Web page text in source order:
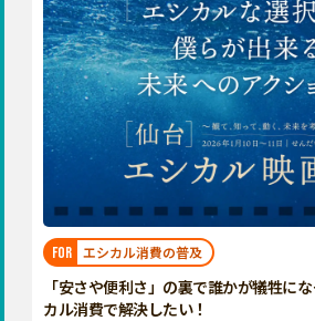
関東
三重 滋賀 京都 大阪
奈良
和歌山
中国
鳥取 島根 岡山 広島
四国
香川 愛媛 高知
九州・沖縄
福岡 佐賀 長崎
宮崎
鹿児島 沖縄
FOR エシカル消費の普及
「安さや便利さ」の裏で誰かが犠牲に
カル消費で解決したい！